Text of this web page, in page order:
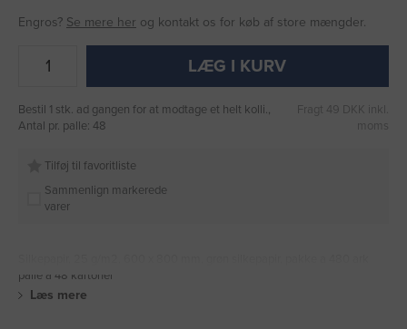
Engros? Se mere her og kontakt os for køb af store mængder.
LÆG I KURV
Bestil 1 stk. ad gangen for at modtage et helt kolli.,
Antal pr. palle: 48
Fragt 49 DKK inkl.
moms
Tilføj til favoritliste
Sammenlign markerede
varer
palle a 48 kartoner
Læs mere